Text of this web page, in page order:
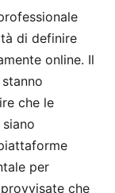
di definire
online. Il
che le
per
che